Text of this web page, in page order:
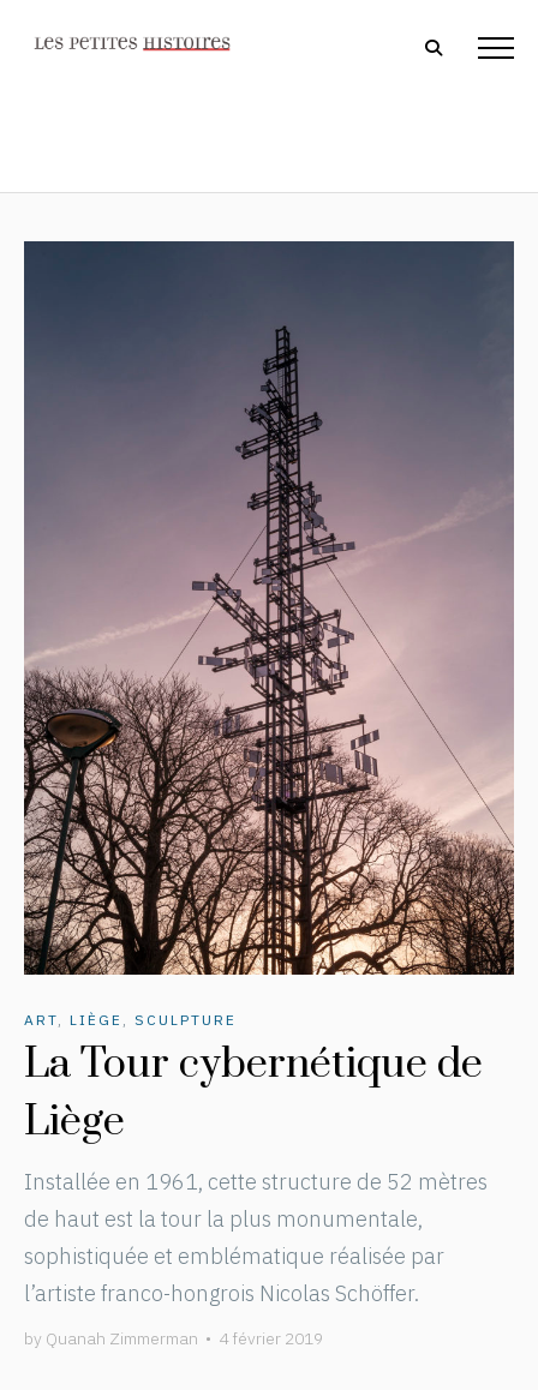
ART LIÈGE SCULPTURE
La Tour cybernétique de
Liège
Installée en 1961, cette structure de 52 mètres
de haut est la tour la plus monumentale,
sophistiquée et emblématique réalisée par
l’artiste franco-hongrois Nicolas Schöffer.
by Quanah Zimmerman • 4 février 2019